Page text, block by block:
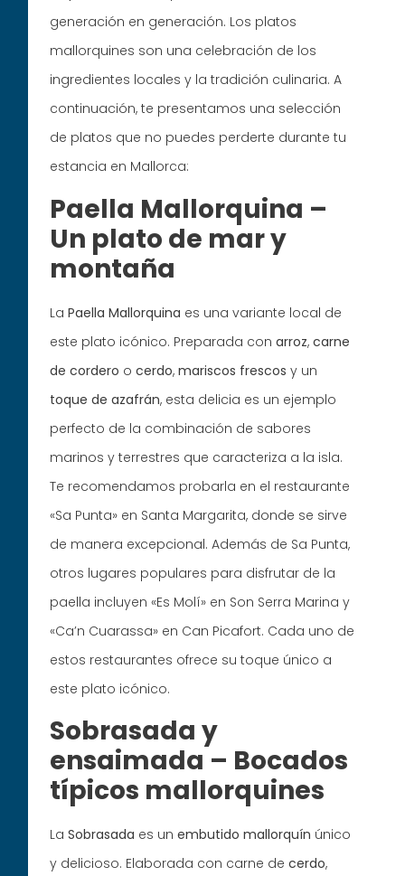
generación en generación. Los platos
mallorquines son una celebración de los
ingredientes locales y la tradición culinaria. A
continuación, te presentamos una selección
de platos que no puedes perderte durante tu
estancia en Mallorca:
Paella Mallorquina –
Un plato de mar y
montaña
LaPaella Mallorquina es una variante local de
este plato icónico. Preparada conarroz,carne
de cordero ocerdo,mariscos frescos y un
toque de azafrán, esta delicia es un ejemplo
perfecto de la combinación de sabores
marinos y terrestres que caracteriza a la isla.
Te recomendamos probarla en el restaurante
«Sa Punta» en Santa Margarita, donde se sirve
de manera excepcional. Además de Sa Punta,
otros lugares populares para disfrutar de la
paella incluyen «Es Molí» en Son Serra Marina y
«Ca’n Cuarassa» en Can Picafort. Cada uno de
estos restaurantes ofrece su toque único a
este plato icónico.
Sobrasada y
ensaimada – Bocados
típicos mallorquines
LaSobrasada es unembutido mallorquín único
y delicioso. Elaborada con carne decerdo,